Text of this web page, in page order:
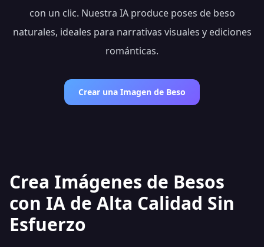
con un clic. Nuestra IA produce poses de beso
naturales, ideales para narrativas visuales y ediciones
románticas.
Crear una Imagen de Beso
Crea Imágenes de Besos
con IA de Alta Calidad Sin
Esfuerzo